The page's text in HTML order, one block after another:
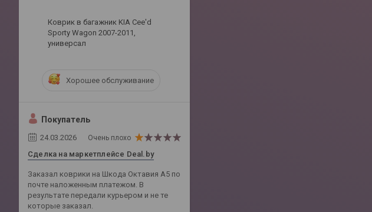
Коврик в багажник KIA Cee'd
Sporty Wagon 2007-2011,
универсал
Хорошее обслуживание
Покупатель
24.03.2026 Очень плохо
Сделка на маркетплейсе Deal.by
Заказал коврики на Шкода Октавия А5 по
почте наложенным платежом. В
результате передали курьером и не те
которые заказал.